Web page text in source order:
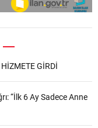
GİRDİ
“İlk 6 Ay Sadece Anne